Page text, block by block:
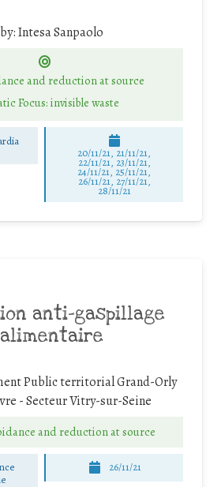
by:Intesa Sanpaolo
and reduction at source
Focus: invisible waste
20/11/21, 21/11/21,
22/11/21, 23/11/21,
24/11/21, 25/11/21,
26/11/21, 27/11/21,
28/11/21
anti-gaspillage
alimentaire
Public territorial Grand-Orly
- Secteur Vitry-sur-Seine
and reduction at source
26/11/21